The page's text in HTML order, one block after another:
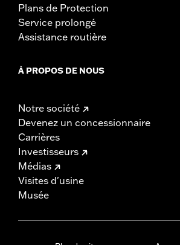
Plans de Protection
Service prolongé
Assistance routière
À PROPOS DE NOUS
Notre société
Devenez un concessionnaire
Carrières
Investisseurs
Médias
Visites d'usine
Musée